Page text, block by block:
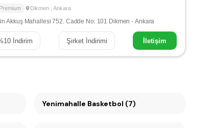
Premium Dikmen Ankara
Akkuş Mahallesi 752. Cadde No: 101 Dikmen - Ankara
10 İndirim Şirket İndirimi İletişim
Yenimahalle Basketbol (7)